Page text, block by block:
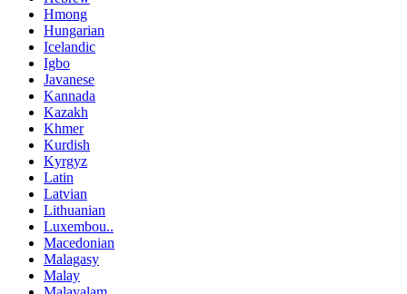
Hmong
Hungarian
Icelandic
Igbo
Javanese
Kannada
Kazakh
Khmer
Kurdish
Kyrgyz
Latin
Latvian
Lithuanian
Luxembou..
Macedonian
Malagasy
Malay